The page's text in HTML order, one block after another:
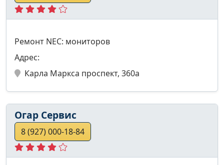
Ремонт NEC: мониторов
Адрес:
Карла Маркса проспект, 360а
Огар Сервис
8 (927) 000-18-84